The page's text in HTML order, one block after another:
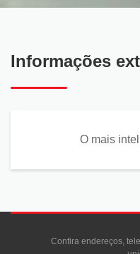
Informações
O mais
Confira endereços,